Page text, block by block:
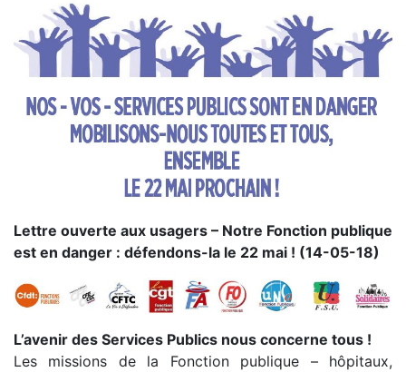
Lettre ouverte aux usagers – Notre Fonction publique
est en danger : défendons-la le 22 mai ! (14-05-18)
L’avenir des Services Publics nous concerne tous !
Les missions de la Fonction publique – hôpitaux,